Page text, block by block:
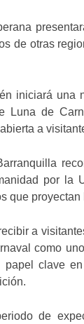
de otras
iniciará una
Luna de
a
por la
que
a
como
clave
de